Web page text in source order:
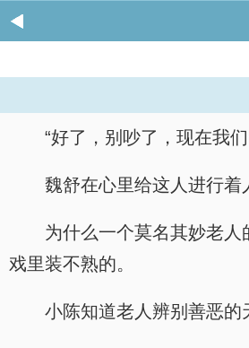
“好了，别吵了，现在我
魏舒在心里给这人进行着
为什么一个莫名其妙老
戏里装不熟的。
小陈知道老人辨别善恶的